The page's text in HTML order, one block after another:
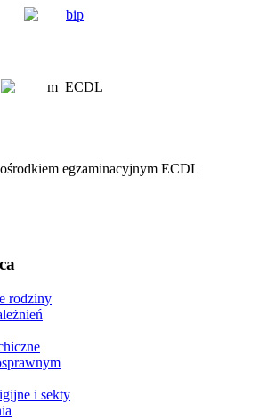
ośrodkiem egzaminacyjnym ECDL
rodziny
i sekty